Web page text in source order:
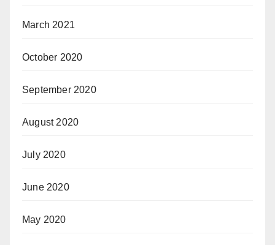
March 2021
October 2020
September 2020
August 2020
July 2020
June 2020
May 2020